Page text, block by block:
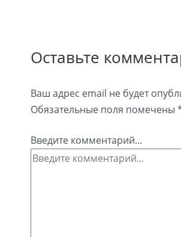
Оставьте
Ваш адрес email не будет
Обязательные поля помечены
Введите комментарий...